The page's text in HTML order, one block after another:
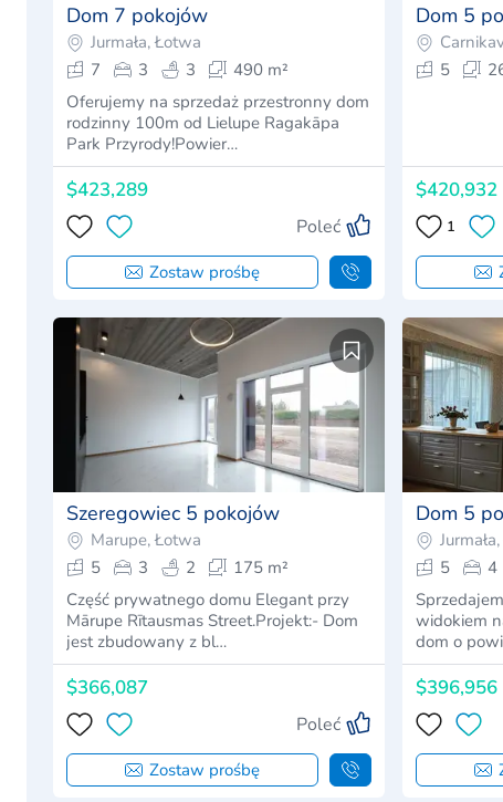
Dom 7 pokojów
Jurmała, Łotwa
7
3 3
490 m²
Oferujemy na sprzedaż przestronny dom
rodzinny 100m od Lielupe Ragakāpa
Park Przyrody!Powier…
$423,289
Poleć
Zostaw prośbę
Dom 5
5
$420,932
1
Szeregowiec 5 pokojów
Marupe, Łotwa
5
3 2
175 m²
Część prywatnego domu Elegant przy
Mārupe Rītausmas Street.Projekt:- Dom
jest zbudowany z bl…
$366,087
Poleć
Zostaw prośbę
Dom 5
5
4
widokiem
dom o
$396,956